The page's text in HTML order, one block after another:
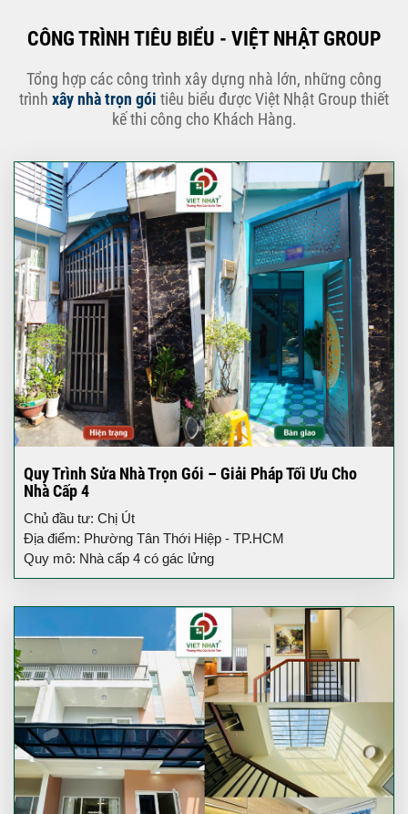
CÔNG TRÌNH TIÊU BIỂU - VIỆT NHẬT GROUP
Tổng hợp các công trình xây dựng nhà lớn, những công
trình xây nhà trọn gói tiêu biểu được Việt Nhật Group thiết
kế thi công cho Khách Hàng.
Quy Trình Sửa Nhà Trọn Gói – Giải Pháp Tối Ưu Cho
Nhà Cấp 4
Chủ đầu tư: Chị Út
Địa điểm: Phường Tân Thới Hiệp - TP.HCM
Quy mô: Nhà cấp 4 có gác lửng